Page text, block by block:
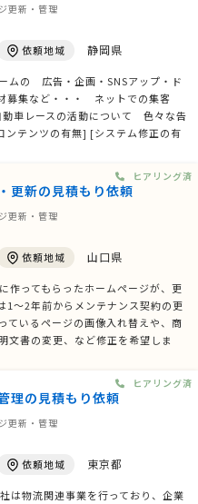
更新・管理
依頼地域 静岡県
ムの 広告・企画・SNSアップ・ド
募集など・・・ ネットでの集客
車レースの活動について 色々な告
テンツの有無] [システム修正の有
更新の見積もり依頼
更新・管理
依頼地域 山口県
作ってもらったホームページが、更
1～2年前からメンテナンス契約の更
ているページの画像入れ替えや、商
文書の変更、など修正を希望しま
ヒアリング済
理の見積もり依頼
更新・管理
依頼地域 東京都
は物流関連事業を行っており、企業
ヒアリング済